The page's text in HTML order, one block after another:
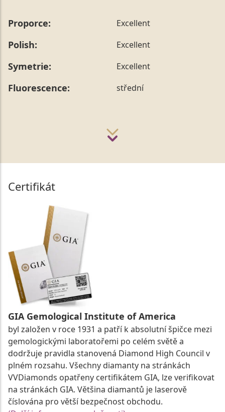
Proporce: Excellent
Polish: Excellent
Symetrie: Excellent
Fluorescence: střední
Certifikát
GIA Gemological Institute of America
byl založen v roce 1931 a patří k absolutní špičce mezi
gemologickými laboratořemi po celém světě a
dodržuje pravidla stanovená Diamond High Council v
plném rozsahu. Všechny diamanty na stránkách
VVDiamonds opatřeny certifikátem GIA, lze verifikovat
na stránkách GIA. Většina diamantů je laserově
číslována pro větší bezpečnost obchodu.